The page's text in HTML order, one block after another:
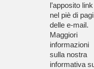
l’apposito link
nel piè di
delle e-mail.
Maggiori
informazioni
sulla nostra
informativa